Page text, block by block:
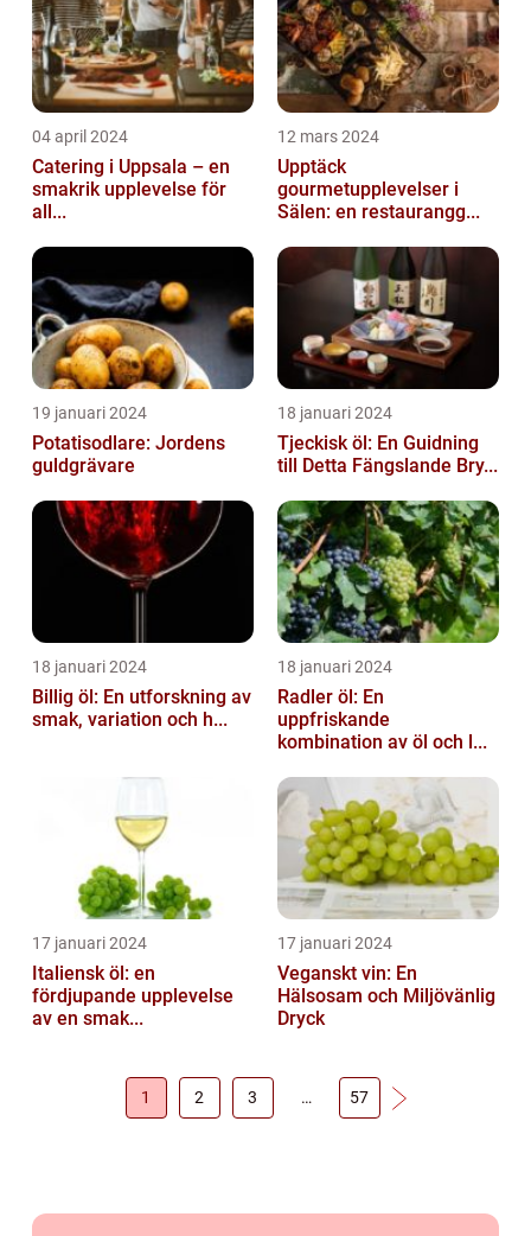
04 april 2024
Catering i Uppsala – en
smakrik upplevelse för
all...
12 mars 2024
Upptäck
gourmetupplevelser i
Sälen: en restaurangg...
19 januari 2024
Potatisodlare: Jordens
guldgrävare
18 januari 2024
Tjeckisk öl: En Guidning
till Detta Fängslande Bry...
18 januari 2024
Billig öl: En utforskning av
smak, variation och h...
18 januari 2024
Radler öl: En
uppfriskande
kombination av öl och l...
17 januari 2024
Italiensk öl: en
fördjupande upplevelse
av en smak...
17 januari 2024
Veganskt vin: En
Hälsosam och Miljövänlig
Dryck
1 2 3 … 57